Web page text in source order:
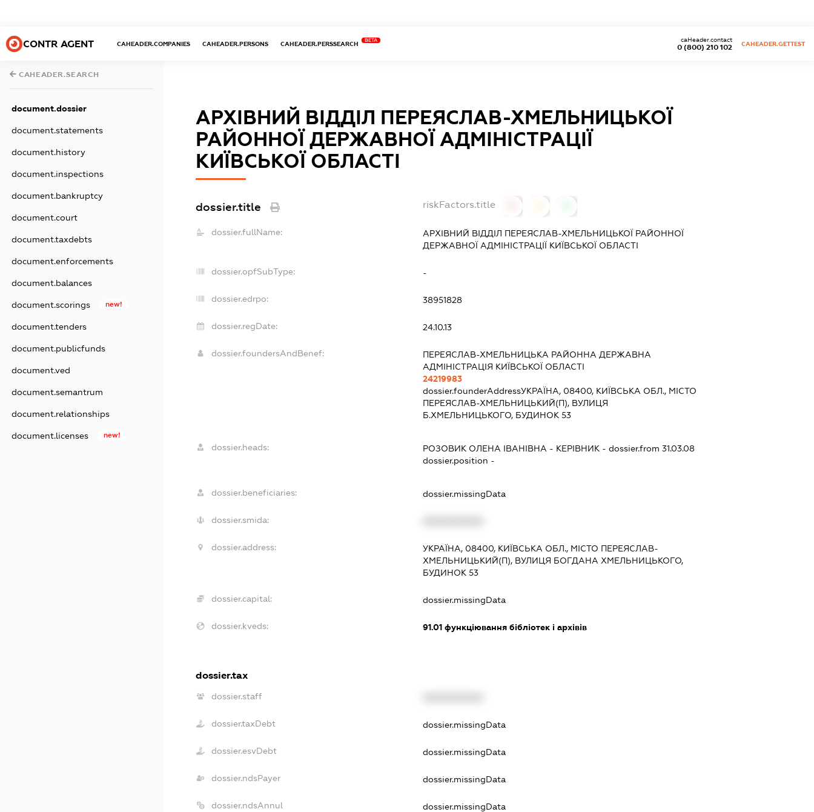
CONTR AGENT CAHEADER.COMPANIES CAHEADER.PERSONS CAHEADER.PERSSEARCH
BETA
0 (800) 210 102
caHeader.contact
CAHEADER.GETTEST
CAHEADER.SEARCH
document.dossier
document.statements
document.history
document.inspections
document.bankruptcy
document.court
document.taxdebts
document.enforcements
document.balances
document.scorings new!
document.tenders
document.publicfunds
document.ved
document.semantrum
document.relationships
document.licenses new!
АРХІВНИЙ ВІДДІЛ ПЕРЕЯСЛАВ-ХМЕЛЬНИЦЬКОЇ
РАЙОННОЇ ДЕРЖАВНОЇ АДМІНІСТРАЦІЇ
КИЇВСЬКОЇ ОБЛАСТІ
dossier.title riskFactors.title
dossier.fullName:
АРХІВНИЙ ВІДДІЛ ПЕРЕЯСЛАВ-ХМЕЛЬНИЦЬКОЇ РАЙОННОЇ
ДЕРЖАВНОЇ АДМІНІСТРАЦІЇ КИЇВСЬКОЇ ОБЛАСТІ
dossier.opfSubType: -
dossier.edrpo: 38951828
dossier.regDate: 24.10.13
dossier.foundersAndBenef:
ПЕРЕЯСЛАВ-ХМЕЛЬНИЦЬКА РАЙОННА ДЕРЖАВНА
АДМІНІСТРАЦІЯ КИЇВСЬКОЇ ОБЛАСТІ
24219983
dossier.founderAddressУКРАЇНА, 08400, КИЇВСЬКА ОБЛ., МІСТО
ПЕРЕЯСЛАВ-ХМЕЛЬНИЦЬКИЙ(П), ВУЛИЦЯ
Б.ХМЕЛЬНИЦЬКОГО, БУДИНОК 53
dossier.heads: РОЗОВИК ОЛЕНА ІВАНІВНА - КЕРІВНИК - dossier.from 31.03.08
dossier.position -
dossier.beneficiaries: dossier.missingData
dossier.smida:
dossier.address:
УКРАЇНА, 08400, КИЇВСЬКА ОБЛ., МІСТО ПЕРЕЯСЛАВ-
ХМЕЛЬНИЦЬКИЙ(П), ВУЛИЦЯ БОГДАНА ХМЕЛЬНИЦЬКОГО,
БУДИНОК 53
dossier.capital: dossier.missingData
dossier.kveds: 91.01функціювання бібліотек і архівів
dossier.tax
dossier.staff
dossier.taxDebt dossier.missingData
dossier.esvDebt dossier.missingData
dossier.ndsPayer dossier.missingData
dossier.ndsAnnul dossier.missingData